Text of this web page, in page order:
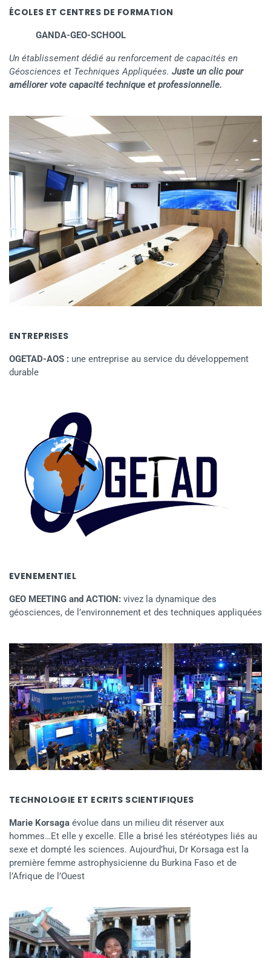
ÉCOLES ET CENTRES DE FORMATION
GANDA-GEO-SCHOOL
Un établissement dédié au renforcement de capacités en
Géosciences et Techniques Appliquées. Juste un clic pour
améliorer vote capacité technique et professionnelle.
ENTREPRISES
OGETAD-AOS : une entreprise au service du développement
durable
EVENEMENTIEL
GEO MEETING and ACTION: vivez la dynamique des
géosciences, de l’environnement et des techniques appliquées
TECHNOLOGIE ET ECRITS SCIENTIFIQUES
Marie Korsaga évolue dans un milieu dit réserver aux
hommes…Et elle y excelle. Elle a brisé les stéréotypes liés au
sexe et dompté les sciences. Aujourd’hui, Dr Korsaga est la
première femme astrophysicienne du Burkina Faso et de
l’Afrique de l’Ouest